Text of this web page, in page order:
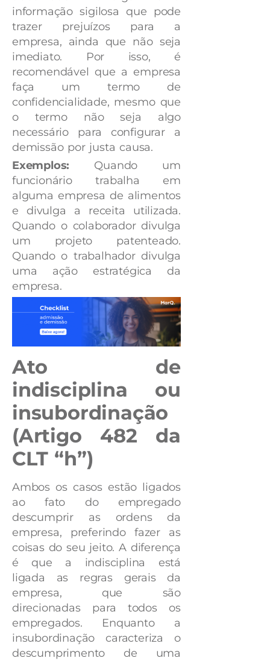
informação sigilosa que pode
trazer prejuízos para a
empresa, ainda que não seja
imediato. Por isso, é
recomendável que a empresa
faça um termo de
confidencialidade, mesmo que
o termo não seja algo
necessário para configurar a
demissão por justa causa.
Exemplos: Quando um
funcionário trabalha em
alguma empresa de alimentos
e divulga a receita utilizada.
Quando o colaborador divulga
um projeto patenteado.
Quando o trabalhador divulga
uma ação estratégica da
empresa.
Ato de
indisciplina ou
insubordinação
(Artigo 482 da
CLT “h”)
Ambos os casos estão ligados
ao fato do empregado
descumprir as ordens da
empresa, preferindo fazer as
coisas do seu jeito. A diferença
é que a indisciplina está
ligada as regras gerais da
empresa, que são
direcionadas para todos os
empregados. Enquanto a
insubordinação caracteriza o
descumprimento de uma